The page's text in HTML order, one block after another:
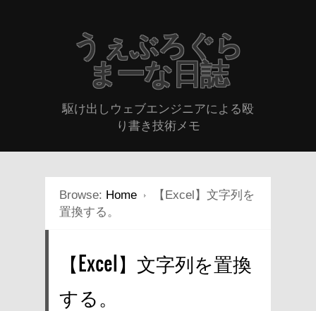
うぇぶろぐら
まーな日誌
駆け出しウェブエンジニアによる殴
り書き技術メモ
Browse: Home
【Excel】文字列を
置換する。
【Excel】文字列を置換
する。